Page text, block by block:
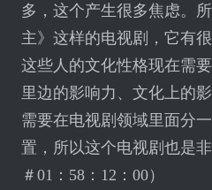
多，这个产生很多焦虑。
主》这样的电视剧，它有
这些人的文化性格现在需
里边的影响力、文化上的
需要在电视剧领域里面分
置，所以这个电视剧也是
＃01：58：12：00）